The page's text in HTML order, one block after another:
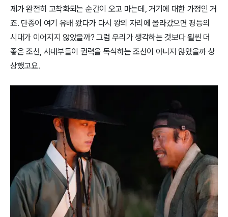
제가 완전히 고착화되는 순간이 오고 마는데, 거기에 대한 가정인 거
죠. 단종이 여기 유배 왔다가 다시 왕의 자리에 올라갔으면 평등의
시대가 이어지지 않았을까? 그럼 우리가 생각하는 것보다 훨씬 더
좋은 조선, 사대부들이 권력을 독식하는 조선이 아니지 않았을까 상
상했고요.